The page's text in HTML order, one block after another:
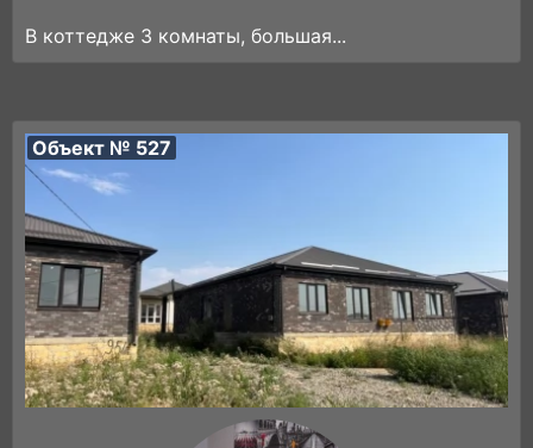
В коттедже 3 комнаты, большая...
Объект № 527